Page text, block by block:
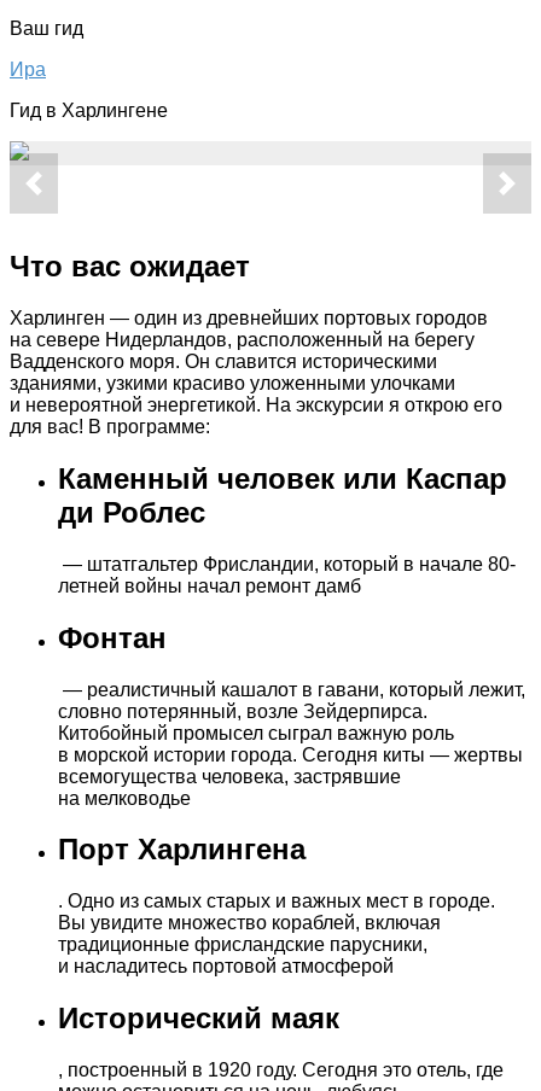
Ваш гид
Ира
Гид в Харлингене
Что вас ожидает
Харлинген — один из древнейших портовых городов
на севере Нидерландов, расположенный на берегу
Вадденского моря. Он славится историческими
зданиями, узкими красиво уложенными улочками
и невероятной энергетикой. На экскурсии я открою его
для вас! В программе:
Каменный человек или Каспар
ди Роблес
— штатгальтер Фрисландии, который в начале 80-
летней войны начал ремонт дамб
Фонтан
— реалистичный кашалот в гавани, который лежит,
словно потерянный, возле Зейдерпирса.
Китобойный промысел сыграл важную роль
в морской истории города. Сегодня киты — жертвы
всемогущества человека, застрявшие
на мелководье
Порт Харлингена
. Одно из самых старых и важных мест в городе.
Вы увидите множество кораблей, включая
традиционные фрисландские парусники,
и насладитесь портовой атмосферой
Исторический маяк
, построенный в 1920 году. Сегодня это отель, где